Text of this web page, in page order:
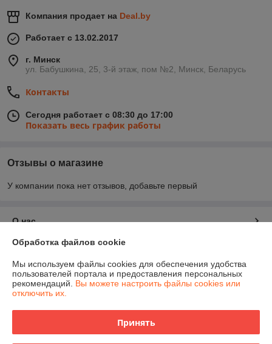
Компания продает на Deal.by
Работает с 13.02.2017
г. Минск
ул. Бабушкина, 25, 3-й этаж, пом №2, Минск, Беларусь
Контакты
Сегодня работает с 08:30 до 17:00
Показать весь график работы
Отзывы о магазине
У компании пока нет отзывов, добавьте первый
О нас
Контакты
Доставка и оплата
Полная версия сайта
Обработка файлов cookie
Мы используем файлы cookies для обеспечения удобства
пользователей портала и предоставления персональных
рекомендаций. Вы можете настроить файлы cookies или
отключить их.
Принять